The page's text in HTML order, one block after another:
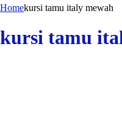
Homekursi tamu italy mewah
kursi tamu